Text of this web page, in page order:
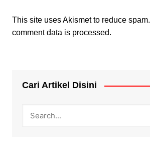
This site uses Akismet to reduce spam.
comment data is processed.
Cari Artikel Disini